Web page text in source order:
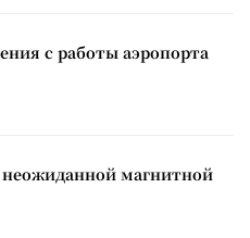
с работы аэропорта
магнитной